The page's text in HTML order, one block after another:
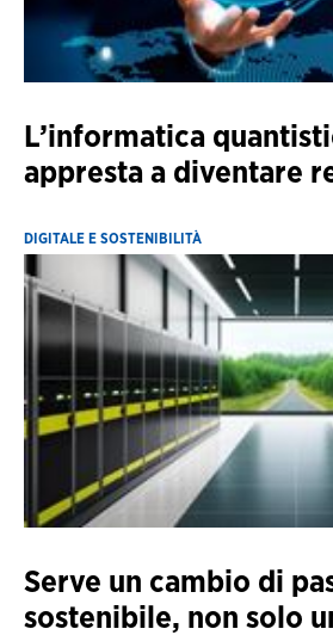
L’informatica
appresta a diventare
DIGITALE E SOSTENIBILITÀ
Serve un cambio di
sostenibile, non solo